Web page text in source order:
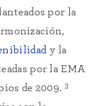
por la
y la
por la EMA
de 2009. 3